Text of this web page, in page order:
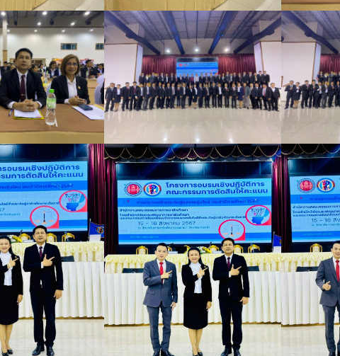
Search
for:
Search